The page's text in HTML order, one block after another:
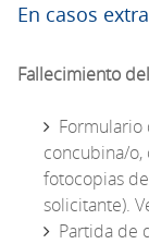
En casos
Fallecimiento
Formulario
concubina/
fotocopias
solicitante).
Partida de